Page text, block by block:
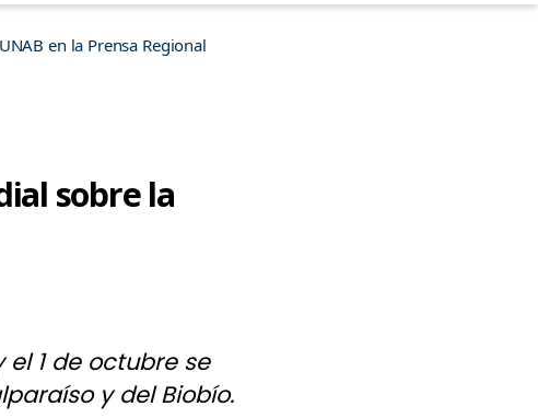
UNAB en la Prensa Regional
sobre la
1 de octubre se
y del Biobío.